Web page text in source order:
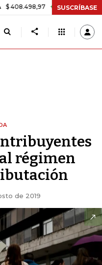
+$ 8.753,81 +2,19%
SUSCRÍBASE
régimen
de 2019